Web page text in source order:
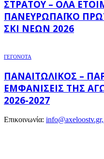
ΣΤΡΆΤΟΥ – ΌΛΑ
ΠΑΝΕΥΡΩΠΑΪΚΌ
ΣΚΙ ΝΈΩΝ 2026
ΓΕΓΟΝΟΤΑ
ΠΑΝΑΙΤΩΛΙΚΌΣ –
ΕΜΦΑΝΊΣΕΙΣ ΤΗΣ
2026-2027
Επικοινωνία: